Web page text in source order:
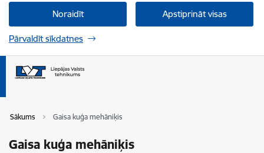
Noraidīt Apstiprināt visas
Pārvaldīt sīkdatnes
Sākums Gaisa kuģa mehāniķis
Gaisa kuģa mehāniķis